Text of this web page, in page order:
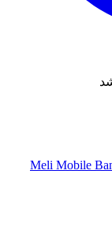
Meli Mobile